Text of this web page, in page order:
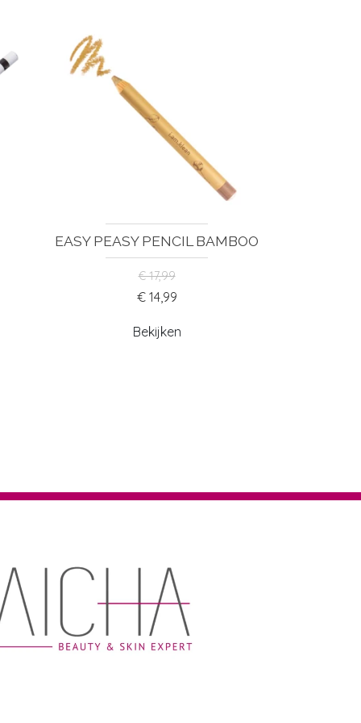
EASY PEASY PENCIL BAMBOO
€ 17,99
€ 14,99
Bekijken